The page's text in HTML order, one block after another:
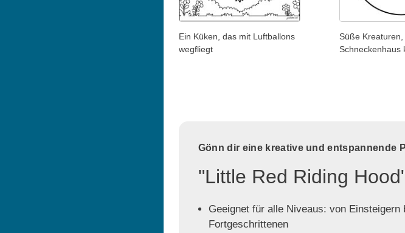
Ein Küken, das mit Luftballons
wegfliegt
Süße
Schneckenhaus
Gönn dir eine kreative und entspannende
"Little Red Riding
Geeignet für alle Niveaus: von Einsteigern
Fortgeschrittenen